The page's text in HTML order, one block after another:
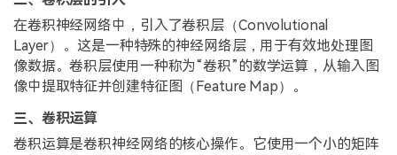
在卷积神经网络中，引入了卷积层（Convolutional
Layer）。这是一种特殊的神经网络层，用于有效地处理图
像数据。卷积层使用一种称为“卷积”的数学运算，从输入图
像中提取特征并创建特征图（Feature Map）。
三、卷积运算
卷积运算是卷积神经网络的核心操作。它使用一个小的矩阵